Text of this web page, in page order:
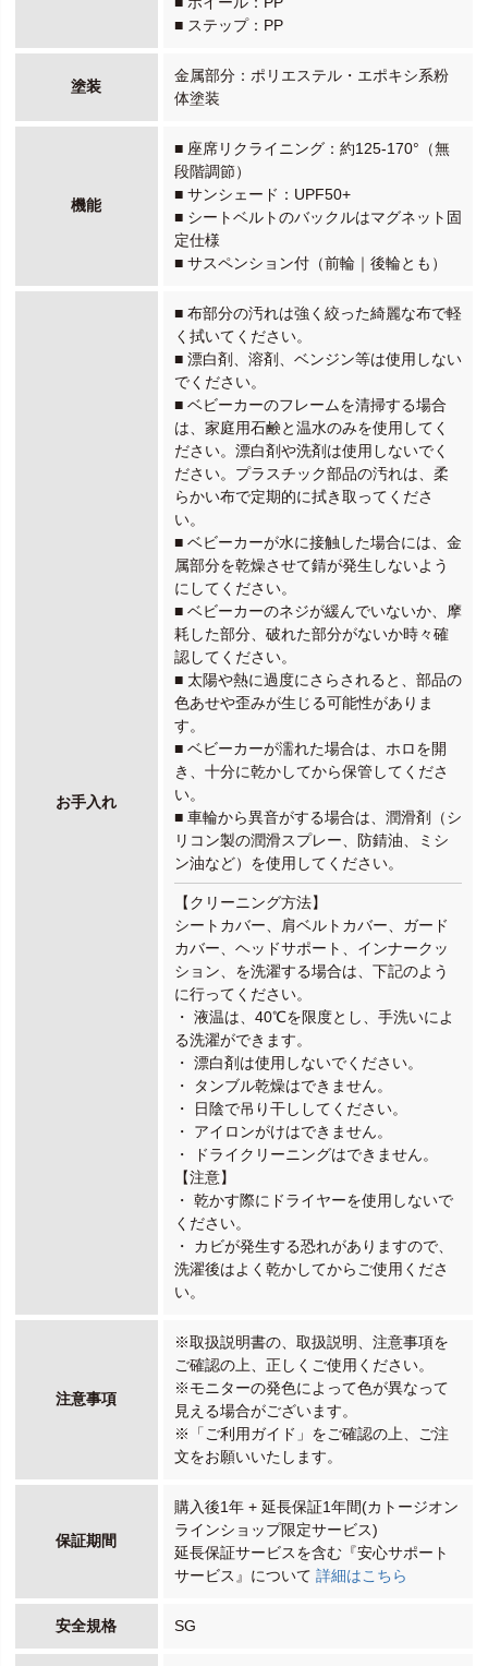
■ ステップ：PP
塗装
金属部分：ポリエステル・エポキシ系粉
体塗装
機能
■ 座席リクライニング：約125-170°（無
段階調節）
■ サンシェード：UPF50+
■ シートベルトのバックルはマグネット固
定仕様
■ サスペンション付（前輪｜後輪とも）
お手入れ
■ 布部分の汚れは強く絞った綺麗な布で軽
く拭いてください。
■ 漂白剤、溶剤、ベンジン等は使用しない
でください。
■ ベビーカーのフレームを清掃する場合
は、家庭用石鹸と温水のみを使用してく
ださい。漂白剤や洗剤は使用しないでく
ださい。プラスチック部品の汚れは、柔
らかい布で定期的に拭き取ってくださ
い。
■ ベビーカーが水に接触した場合には、金
属部分を乾燥させて錆が発生しないよう
にしてください。
■ ベビーカーのネジが緩んでいないか、摩
耗した部分、破れた部分がないか時々確
認してください。
■ 太陽や熱に過度にさらされると、部品の
色あせや歪みが生じる可能性がありま
す。
■ ベビーカーが濡れた場合は、ホロを開
き、十分に乾かしてから保管してくださ
い。
■ 車輪から異音がする場合は、潤滑剤（シ
リコン製の潤滑スプレー、防錆油、ミシ
ン油など）を使用してください。
【クリーニング方法】
シートカバー、肩ベルトカバー、ガード
カバー、ヘッドサポート、インナークッ
ション、を洗濯する場合は、下記のよう
に行ってください。
・ 液温は、40℃を限度とし、手洗いによ
る洗濯ができます。
・ 漂白剤は使用しないでください。
・ タンブル乾燥はできません。
・ 日陰で吊り干ししてください。
・ アイロンがけはできません。
・ ドライクリーニングはできません。
【注意】
・ 乾かす際にドライヤーを使用しないで
ください。
・ カビが発生する恐れがありますので、
洗濯後はよく乾かしてからご使用くださ
い。
注意事項
※取扱説明書の、取扱説明、注意事項を
ご確認の上、正しくご使用ください。
※モニターの発色によって色が異なって
見える場合がございます。
※「ご利用ガイド」をご確認の上、ご注
文をお願いいたします。
保証期間
購入後1年 + 延長保証1年間(カトージオン
ラインショップ限定サービス)
延長保証サービスを含む『安心サポート
サービス』について 詳細はこちら
安全規格 SG